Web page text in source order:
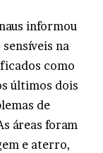
informou
na
como
últimos dois
de
áreas foram
e aterro,